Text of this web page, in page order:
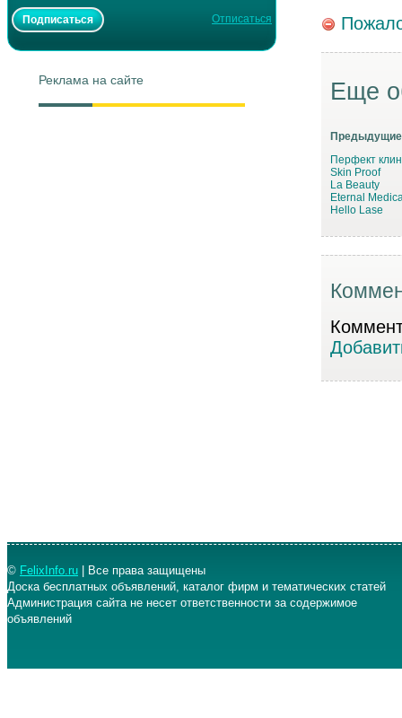
Отписаться
Реклама на сайте Еще
Перфект
Skin Proof
La Beauty
Eternal
Hello Lase
© FelixInfo.ru | Все права защищены
Доска бесплатных объявлений, каталог фирм и тематических статей
Администрация сайта не несет ответственности за содержимое
объявлений